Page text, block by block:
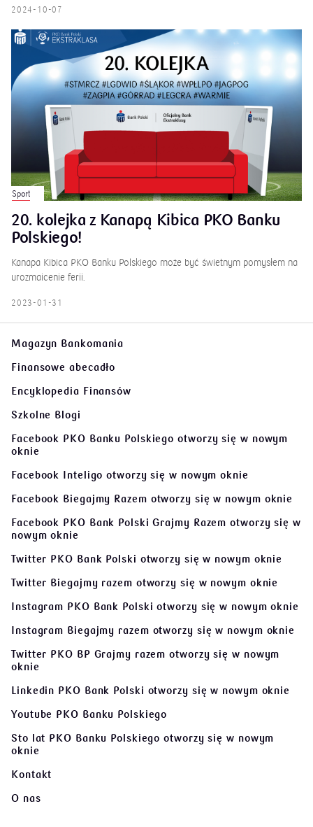
2024-10-07
Sport
20. kolejka z Kanapą Kibica PKO Banku
Polskiego!
Kanapa Kibica PKO Banku Polskiego może być świetnym pomysłem na
urozmaicenie ferii.
2023-01-31
Magazyn Bankomania
Finansowe abecadło
Encyklopedia Finansów
Szkolne Blogi
Facebook PKO Banku Polskiego otworzy się w nowym
oknie
Facebook Inteligo otworzy się w nowym oknie
Facebook Biegajmy Razem otworzy się w nowym oknie
Facebook PKO Bank Polski Grajmy Razemotworzy się w
nowym oknie
Twitter PKO Bank Polski otworzy się w nowym oknie
Twitter Biegajmy razem otworzy się w nowym oknie
Instagram PKO Bank Polski otworzy się w nowym oknie
Instagram Biegajmy razem otworzy się w nowym oknie
Twitter PKO BP Grajmy razem otworzy się w nowym
oknie
Linkedin PKO Bank Polski otworzy się w nowym oknie
Youtube PKO Banku Polskiego
Sto lat PKO Banku Polskiego otworzy się w nowym
oknie
Kontakt
O nas